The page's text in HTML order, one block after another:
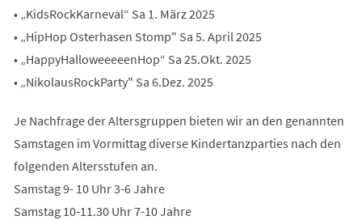
• „KidsRockKarneval“ Sa 1. März 2025
• „HipHop Osterhasen Stomp" Sa 5. April 2025
• „HappyHalloweeeeenHop“ Sa 25.Okt. 2025
• „NikolausRockParty" Sa 6.Dez. 2025
Je Nachfrage der Altersgruppen bieten wir an den genannten
Samstagen im Vormittag diverse Kindertanzparties nach den
folgenden Altersstufen an.
Samstag 9- 10 Uhr 3-6 Jahre
Samstag 10-11.30 Uhr 7-10 Jahre